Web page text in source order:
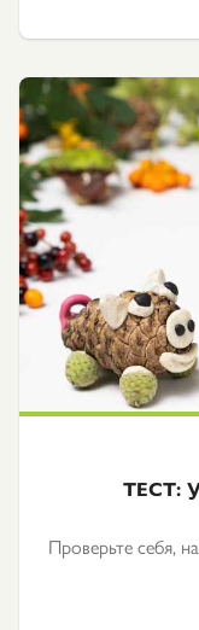
ТЕСТ:
Проверьте себя,